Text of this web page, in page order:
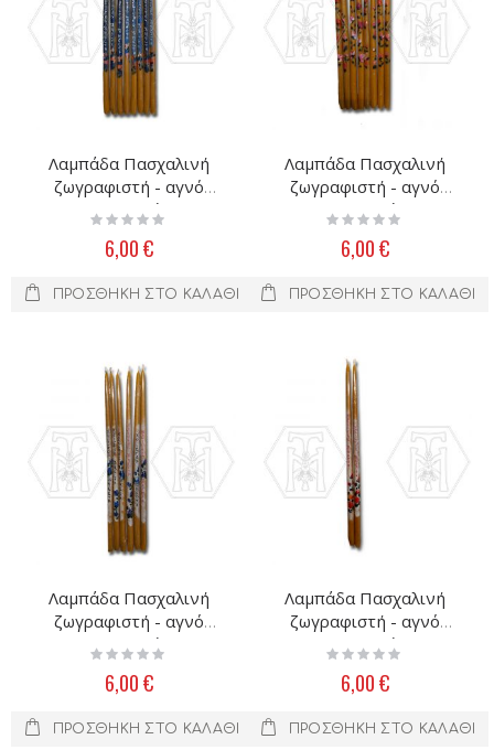
Λαμπάδα Πασχαλινή
ζωγραφιστή - αγνό
μελισσοκέρι
Rating:
6,00 €
ΠΡΟΣΘΉΚΗ ΣΤΟ ΚΑΛΆΘΙ
Λαμπάδα Πασχαλινή
ζωγραφιστή - αγνό
μελισσοκέρι
Rating:
6,00 €
ΠΡΟΣΘΉΚΗ ΣΤΟ ΚΑΛΆΘΙ
Λαμπάδα Πασχαλινή
ζωγραφιστή - αγνό
μελισσοκέρι
Rating:
6,00 €
ΠΡΟΣΘΉΚΗ ΣΤΟ ΚΑΛΆΘΙ
Λαμπάδα Πασχαλινή
ζωγραφιστή - αγνό
μελισσοκέρι
Rating:
6,00 €
ΠΡΟΣΘΉΚΗ ΣΤΟ ΚΑΛΆΘΙ